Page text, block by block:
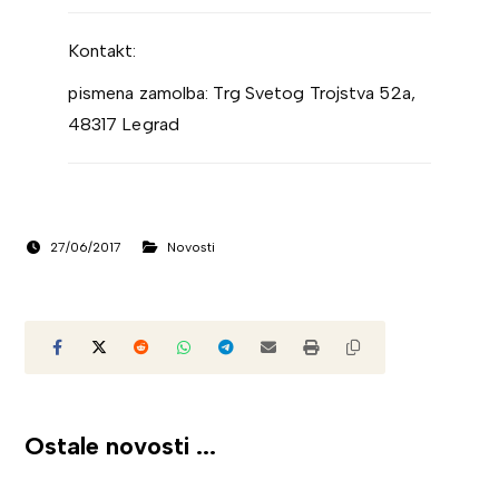
Kontakt:
pismena zamolba: Trg Svetog Trojstva 52a,
48317 Legrad
27/06/2017 Novosti
Ostale novosti ...